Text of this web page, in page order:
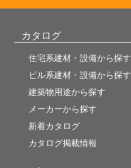
カタログ
住宅系建材・設備から探す
ビル系建材・設備から探す
建築物用途から探す
メーカーから探す
新着カタログ
カタログ掲載情報